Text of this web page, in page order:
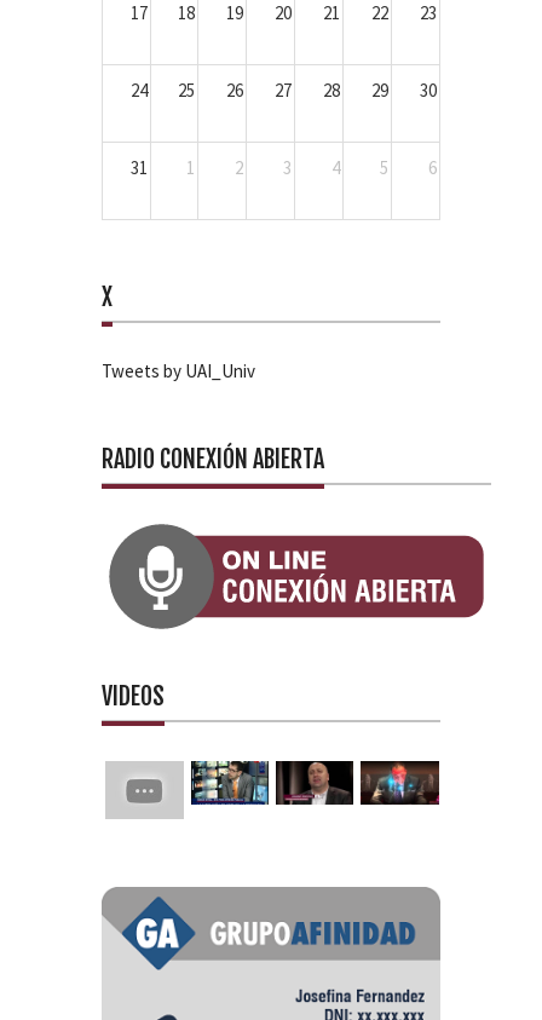
17 18 19 20 21 22 23
24 25 26 27 28 29 30
31 1 2 3 4 5 6
X
Tweets by UAI_Univ
RADIO CONEXIÓN ABIERTA
VIDEOS